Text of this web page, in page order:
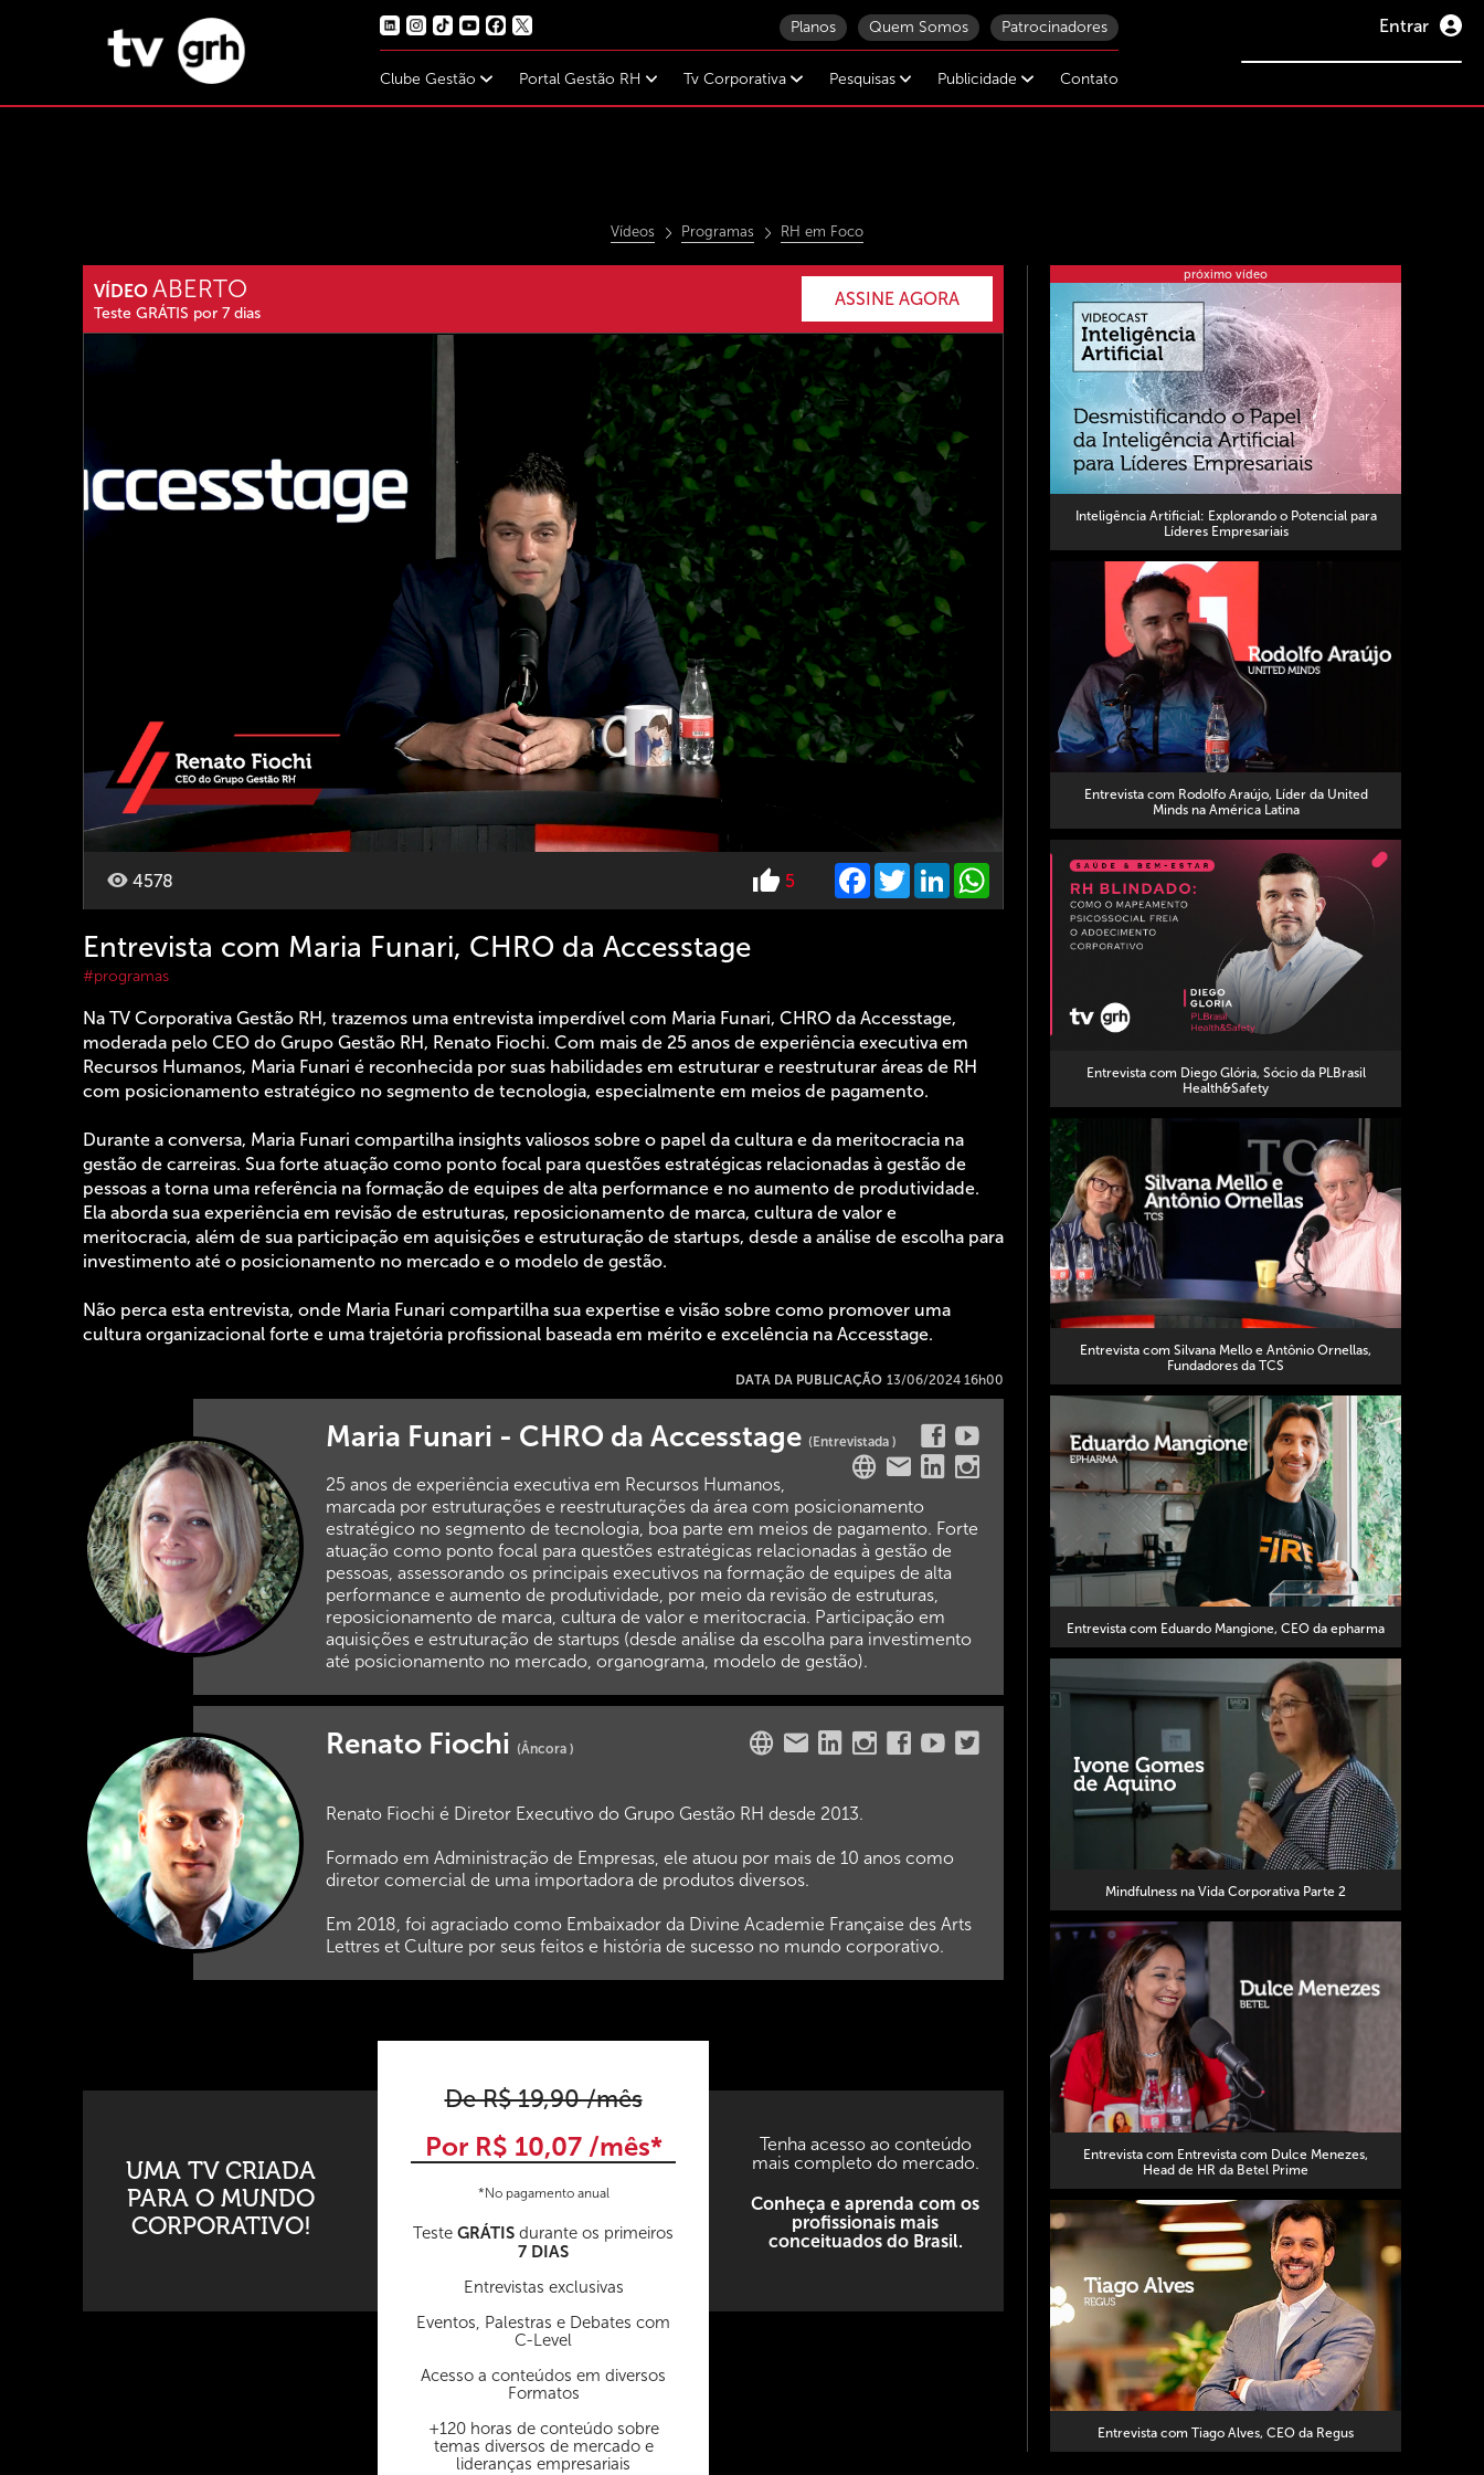
Patrocinadores
Quem Somos
Planos
Clube Gestão Portal Gestão RH Tv Corporativa Pesquisas Publicidade Contato
Entrar
Vídeos Programas RH em Foco
VÍDEO ABERTO
Teste GRÁTIS por 7 dias
ASSINE AGORA
4578 5 Facebook
TwitterLinkedInWhatsApp
Entrevista com Maria Funari, CHRO da Accesstage
#programas
Na TV Corporativa Gestão RH, trazemos uma entrevista imperdível com Maria Funari, CHRO da Accesstage,
moderada pelo CEO do Grupo Gestão RH, Renato Fiochi. Com mais de 25 anos de experiência executiva em
Recursos Humanos, Maria Funari é reconhecida por suas habilidades em estruturar e reestruturar áreas de RH
com posicionamento estratégico no segmento de tecnologia, especialmente em meios de pagamento.
Durante a conversa, Maria Funari compartilha insights valiosos sobre o papel da cultura e da meritocracia na
gestão de carreiras. Sua forte atuação como ponto focal para questões estratégicas relacionadas à gestão de
pessoas a torna uma referência na formação de equipes de alta performance e no aumento de produtividade.
Ela aborda sua experiência em revisão de estruturas, reposicionamento de marca, cultura de valor e
meritocracia, além de sua participação em aquisições e estruturação de startups, desde a análise de escolha para
investimento até o posicionamento no mercado e o modelo de gestão.
Não perca esta entrevista, onde Maria Funari compartilha sua expertise e visão sobre como promover uma
cultura organizacional forte e uma trajetória profissional baseada em mérito e excelência na Accesstage.
DATA DA PUBLICAÇÃO 13/06/2024 16h00
Maria Funari - CHRO da Accesstage (Entrevistada )
25 anos de experiência executiva em Recursos Humanos,
marcada por estruturações e reestruturações da área com posicionamento
estratégico no segmento de tecnologia, boa parte em meios de pagamento. Forte
atuação como ponto focal para questões estratégicas relacionadas à gestão de
pessoas, assessorando os principais executivos na formação de equipes de alta
performance e aumento de produtividade, por meio da revisão de estruturas,
reposicionamento de marca, cultura de valor e meritocracia. Participação em
aquisições e estruturação de startups (desde análise da escolha para investimento
até posicionamento no mercado, organograma, modelo de gestão).
Renato Fiochi (Âncora )
Renato Fiochi é Diretor Executivo do Grupo Gestão RH desde 2013.
Formado em Administração de Empresas, ele atuou por mais de 10 anos como
diretor comercial de uma importadora de produtos diversos.
Em 2018, foi agraciado como Embaixador da Divine Academie Française des Arts
Lettres et Culture por seus feitos e história de sucesso no mundo corporativo.
UMA TV CRIADA
PARA O MUNDO
CORPORATIVO!
De R$ 19,90 /mês
Por R$ 10,07 /mês*
*No pagamento anual
Teste GRÁTIS durante os primeiros
7 DIAS
Entrevistas exclusivas
Eventos, Palestras e Debates com
C-Level
Acesso a conteúdos em diversos
Formatos
+120 horas de conteúdo sobre
temas diversos de mercado e
lideranças empresariais
Tenha acesso ao conteúdo
mais completo do mercado.
Conheça e aprenda com os
profissionais mais
conceituados do Brasil.
próximo vídeo
Inteligência Artificial: Explorando o Potencial para
Líderes Empresariais
Entrevista com Rodolfo Araújo, Líder da United
Minds na América Latina
Entrevista com Diego Glória, Sócio da PLBrasil
Health&Safety
Entrevista com Silvana Mello e Antônio Ornellas,
Fundadores da TCS
Entrevista com Eduardo Mangione, CEO da epharma
Mindfulness na Vida Corporativa Parte 2
Entrevista com Entrevista com Dulce Menezes,
Head de HR da Betel Prime
Entrevista com Tiago Alves, CEO da Regus